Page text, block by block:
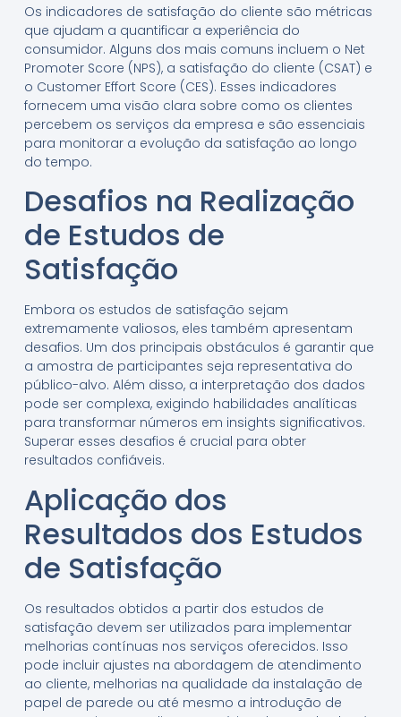
Os indicadores de satisfação do cliente são métricas
que ajudam a quantificar a experiência do
consumidor. Alguns dos mais comuns incluem o Net
Promoter Score (NPS), a satisfação do cliente (CSAT) e
o Customer Effort Score (CES). Esses indicadores
fornecem uma visão clara sobre como os clientes
percebem os serviços da empresa e são essenciais
para monitorar a evolução da satisfação ao longo
do tempo.
Desafios na Realização
de Estudos de
Satisfação
Embora os estudos de satisfação sejam
extremamente valiosos, eles também apresentam
desafios. Um dos principais obstáculos é garantir que
a amostra de participantes seja representativa do
público-alvo. Além disso, a interpretação dos dados
pode ser complexa, exigindo habilidades analíticas
para transformar números em insights significativos.
Superar esses desafios é crucial para obter
resultados confiáveis.
Aplicação dos
Resultados dos Estudos
de Satisfação
Os resultados obtidos a partir dos estudos de
satisfação devem ser utilizados para implementar
melhorias contínuas nos serviços oferecidos. Isso
pode incluir ajustes na abordagem de atendimento
ao cliente, melhorias na qualidade da instalação de
papel de parede ou até mesmo a introdução de